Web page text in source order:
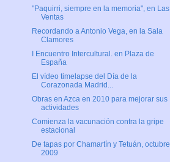
"Paquirri, siempre en la memoria", en Las
Ventas
Recordando a Antonio Vega, en la Sala
Clamores
I Encuentro Intercultural. en Plaza de
España
El vídeo timelapse del Día de la
Corazonada Madrid...
Obras en Azca en 2010 para mejorar sus
actividades
Comienza la vacunación contra la gripe
estacional
De tapas por Chamartín y Tetuán, octubre
2009